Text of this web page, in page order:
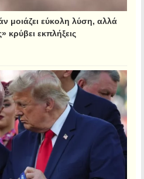
μοιάζει εύκολη λύση, αλλά
κρύβει εκπλήξεις